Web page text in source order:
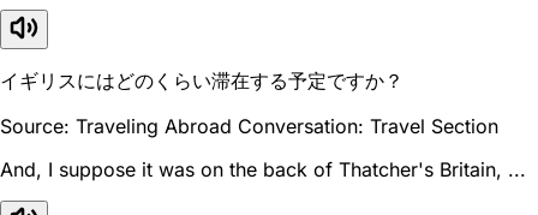
イギリスにはどのくらい滞在する予定ですか？
Source: Traveling Abroad Conversation: Travel Section
And, I suppose it was on the back of Thatcher's Britain, ...